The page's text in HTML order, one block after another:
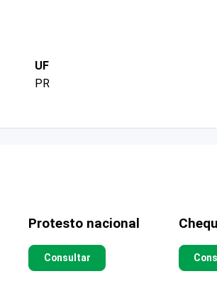
UF
PR
Protesto nacional
Consultar